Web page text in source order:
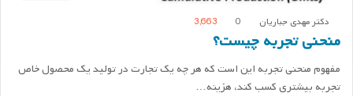
دکتر مهدی جباریان 0
3,663
منحنی تجربه چیست؟
مفهوم منحنی تجربه این است که هر چه یک تجارت در تولید یک محصول خاص
تجربه بیشتری کسب کند، هزینه…